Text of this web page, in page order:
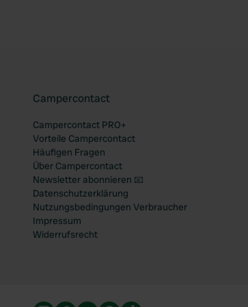
Campercontact
Campercontact PRO+
Vorteile Campercontact
Häufigen Fragen
Über Campercontact
Newsletter abonnieren 📧
Datenschutzerklärung
Nutzungsbedingungen Verbraucher
Impressum
Widerrufsrecht